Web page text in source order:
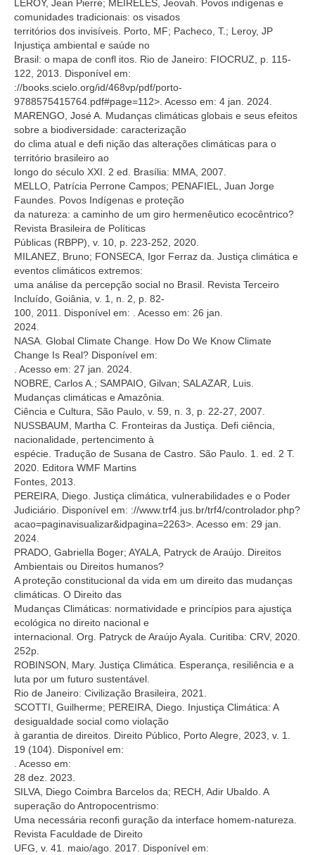
LEROY, Jean Pierre; MEIRELES, Jeovah. Povos indígenas e
comunidades tradicionais: os visados
territórios dos invisíveis. Porto, MF; Pacheco, T.; Leroy, JP
Injustiça ambiental e saúde no
Brasil: o mapa de confl itos. Rio de Janeiro: FIOCRUZ, p. 115-
122, 2013. Disponível em:
://books.scielo.org/id/468vp/pdf/porto-
9788575415764.pdf#page=112>. Acesso em: 4 jan. 2024.
MARENGO, José A. Mudanças climáticas globais e seus efeitos
sobre a biodiversidade: caracterização
do clima atual e defi nição das alterações climáticas para o
território brasileiro ao
longo do século XXI. 2 ed. Brasília: MMA, 2007.
MELLO, Patrícia Perrone Campos; PENAFIEL, Juan Jorge
Faundes. Povos Indígenas e proteção
da natureza: a caminho de um giro hermenêutico ecocêntrico?
Revista Brasileira de Políticas
Públicas (RBPP), v. 10, p. 223-252, 2020.
MILANEZ, Bruno; FONSECA, Igor Ferraz da. Justiça climática e
eventos climáticos extremos:
uma análise da percepção social no Brasil. Revista Terceiro
Incluído, Goiânia, v. 1, n. 2, p. 82-
100, 2011. Disponível em:
. Acesso em: 26 jan.
2024.
NASA. Global Climate Change. How Do We Know Climate
Change Is Real? Disponível em:
. Acesso em: 27 jan. 2024.
NOBRE, Carlos A.; SAMPAIO, Gilvan; SALAZAR, Luis.
Mudanças climáticas e Amazônia.
Ciência e Cultura, São Paulo, v. 59, n. 3, p. 22-27, 2007.
NUSSBAUM, Martha C. Fronteiras da Justiça. Defi ciência,
nacionalidade, pertencimento à
espécie. Tradução de Susana de Castro. São Paulo. 1. ed. 2 T.
2020. Editora WMF Martins
Fontes, 2013.
PEREIRA, Diego. Justiça climática, vulnerabilidades e o Poder
Judiciário. Disponível em: ://www.trf4.jus.br/trf4/controlador.php?
acao=paginavisualizar&idpagina=2263>. Acesso em: 29 jan.
2024.
PRADO, Gabriella Boger; AYALA, Patryck de Araújo. Direitos
Ambientais ou Direitos humanos?
A proteção constitucional da vida em um direito das mudanças
climáticas. O Direito das
Mudanças Climáticas: normatividade e princípios para ajustiça
ecológica no direito nacional e
internacional. Org. Patryck de Araújo Ayala. Curitiba: CRV, 2020.
252p.
ROBINSON, Mary. Justiça Climática. Esperança, resiliência e a
luta por um futuro sustentável.
Rio de Janeiro: Civilização Brasileira, 2021.
SCOTTI, Guilherme; PEREIRA, Diego. Injustiça Climática: A
desigualdade social como violação
à garantia de direitos. Direito Público, Porto Alegre, 2023, v. 1.
19 (104). Disponível em:
. Acesso em:
28 dez. 2023.
SILVA, Diego Coimbra Barcelos da; RECH, Adir Ubaldo. A
superação do Antropocentrismo:
Uma necessária reconfi guração da interface homem-natureza.
Revista Faculdade de Direito
UFG, v. 41. maio/ago. 2017. Disponível em: